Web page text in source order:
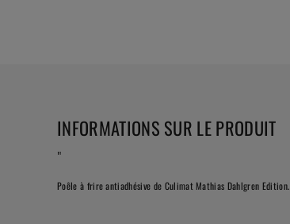
INFORMATIONS SUR LE PRODUIT
"
Poêle à frire antiadhésive de Culimat Mathias Dahlgren Edition.